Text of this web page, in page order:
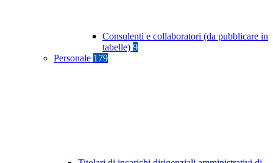
Consulenti e collaboratori (da pubblicare in
tabelle) 9
Personale 179